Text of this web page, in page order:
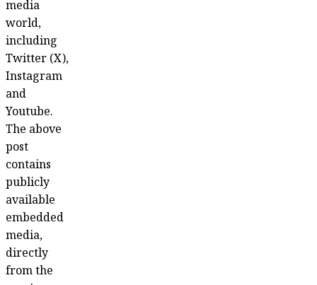
media
world,
including
Twitter (X),
Instagram
and
Youtube.
The above
post
contains
publicly
available
embedded
media,
directly
from the